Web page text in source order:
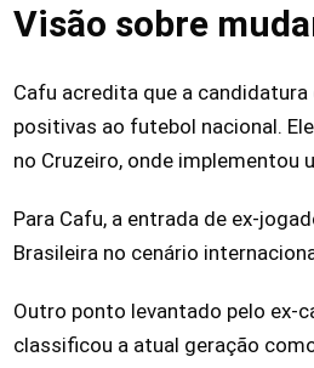
Visão sobre
Cafu acredita que a candidatura
positivas ao futebol nacional.
no Cruzeiro, onde implementou
Para Cafu, a entrada de ex-
Brasileira no cenário
Outro ponto levantado pelo ex-
classificou a atual geração